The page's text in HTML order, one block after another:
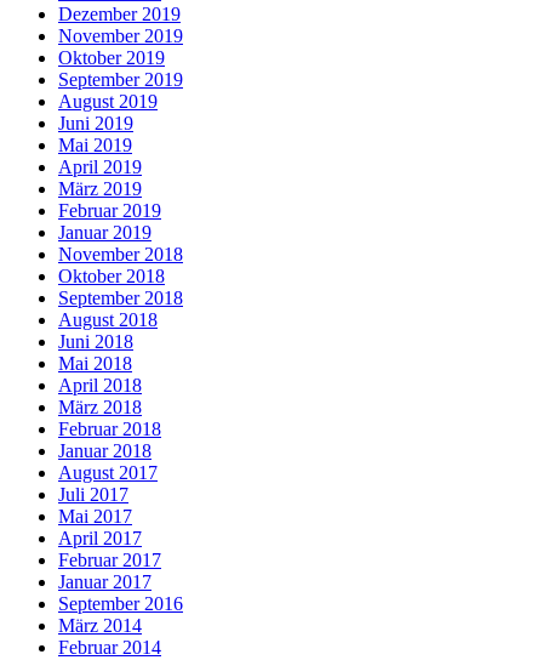
Dezember 2019
November 2019
Oktober 2019
September 2019
August 2019
Juni 2019
Mai 2019
April 2019
März 2019
Februar 2019
Januar 2019
November 2018
Oktober 2018
September 2018
August 2018
Juni 2018
Mai 2018
April 2018
März 2018
Februar 2018
Januar 2018
August 2017
Juli 2017
Mai 2017
April 2017
Februar 2017
Januar 2017
September 2016
März 2014
Februar 2014